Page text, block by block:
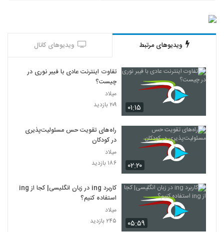
ویدیوهای مرتبط ویدیوهای کانال
۰۱:۱۵
تفاوت اینترنت عادی با فیبر نوری در
چیست؟
میلاد
۲۰۹ بازدید
۰۲:۲۰
راه‌های تقویت حس مسئولیت‌پذیری
در کودکان
میلاد
۱۸۶ بازدید
۰۵:۵۹
کاربرد ing در زبان انگلیسی| کجا از ing
استفاده کنیم؟
میلاد
۲۴۵ بازدید